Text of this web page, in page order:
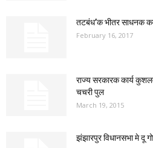
तटबंध’क भीतर साधनक
February 16, 2017
राज्य सरकारक कार्य
चचरी पुल
March 19, 2015
झंझारपुर विधानसभा मे दू